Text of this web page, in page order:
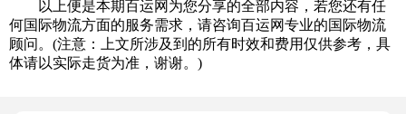
以上便是本期百运网为您分享的全部内容，若您还有任
何国际物流方面的服务需求，请咨询百运网专业的国际物流
顾问。(注意：上文所涉及到的所有时效和费用仅供参考，具
体请以实际走货为准，谢谢。)